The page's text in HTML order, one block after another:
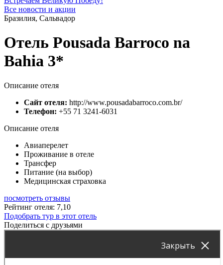
Все новости и акции
Бразилия, Сальвадор
Отель Pousada Barroco na
Bahia 3*
Описание отеля
Сайт отеля: http://www.pousadabarroco.com.br/
Телефон: +55 71 3241-6031
Описание отеля
Авиаперелет
Проживание в отеле
Трансфер
Питание (на выбор)
Медицинская страховка
посмотреть отзывы
Рейтинг отеля: 7,10
Подобрать тур в этот отель
Поделиться с друзьями